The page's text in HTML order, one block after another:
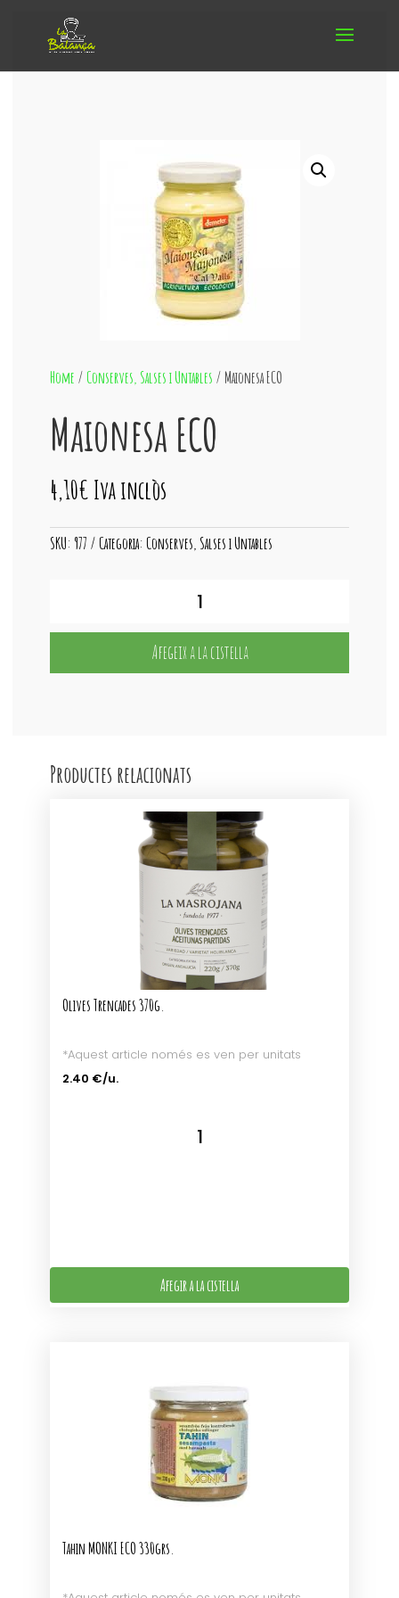
Home / Conserves, Salses i Untables / Maionesa ECO
Maionesa ECO
4,10€ Iva inclòs
SKU: 977 Categoria:Conserves, Salses i Untables
Maionesa
Afegeix a la cistella
Productes relacionats
Olives Trencades 370g.
*Aquest article només es ven per unitats
2.40 €/u.
Afegir a la cistella
Tahin MONKI ECO 330grs.